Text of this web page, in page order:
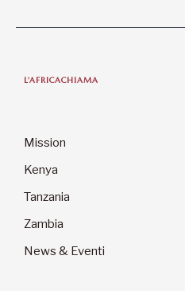
L'AFRICACHIAMA
Mission
Kenya
Tanzania
Zambia
News & Eventi